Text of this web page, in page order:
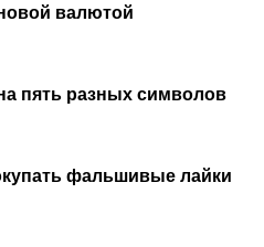
валютой
пять разных символов
фальшивые лайки